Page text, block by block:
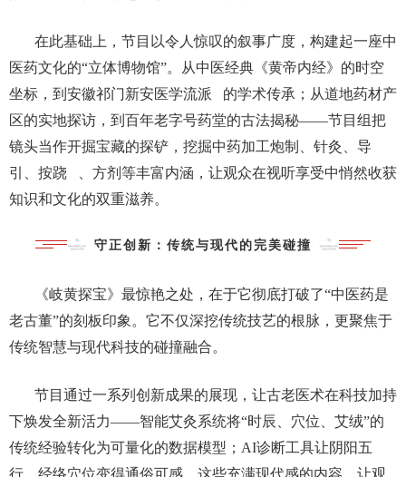
在此基础上，节目以令人惊叹的叙事广度，构建起一座中
医药文化的“立体博物馆”。从中医经典《黄帝内经》的时空
坐标，到安徽祁门新安医学流派
的学术传承；从道地药材产
区的实地探访，到百年老字号药堂的古法揭秘——节目组把
镜头当作开掘宝藏的探铲，挖掘中药加工炮制、针灸、导
引、 按跷
、方剂等丰富内涵，让观众在视听享受中悄然收获
知识和文化的双重滋养。
守正创新：传统与现代的完美碰撞
《岐黄探宝》最惊艳之处，在于它彻底打破了“中医药是
老古董”的刻板印象。它不仅深挖传统技艺的根脉，更聚焦于
传统智慧与现代科技的碰撞融合。
节目通过一系列创新成果的展现，让古老医术在科技加持
下焕发全新活力——智能艾灸系统将“时辰、穴位、艾绒”的
传统经验转化为可量化的数据模型； AI诊断工具让阴阳五
行、经络穴位变得通俗可感。这些充满现代感的内容，让观